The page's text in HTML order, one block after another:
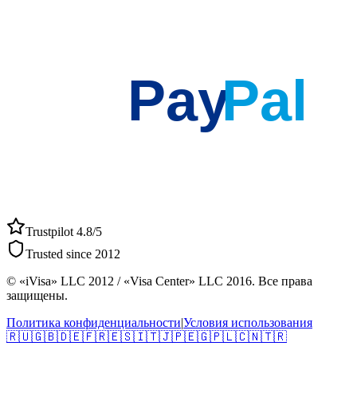
PayPal
Trustpilot 4.8/5
Trusted since 2012
© «iVisa» LLC 2012 / «Visa Center» LLC 2016. Все права
защищены.
Политика конфиденциальности|Условия использования
🇷🇺🇬🇧🇩🇪🇫🇷🇪🇸🇮🇹🇯🇵🇪🇬🇵🇱🇨🇳🇹🇷